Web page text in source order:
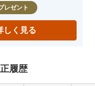
レゼント
しく見る
履歴